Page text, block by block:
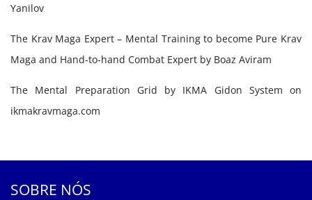
Yanilov
The Krav Maga Expert – Mental Training to become Pure Krav
Maga and Hand-to-hand Combat Expert by Boaz Aviram
The Mental Preparation Grid by IKMA Gidon System on
ikmakravmaga.com
SOBRE NÓS